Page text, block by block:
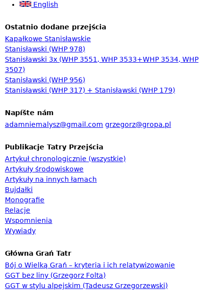
d
á
v
á
n
English
Ostatnio dodane przejścia
Kapałkowe Stanisławskie
Stanisławski (WHP 978)
Stanisławski 3x (WHP 3551, WHP 3533+WHP 3534, WHP
3507)
Stanisławski (WHP 956)
Stanisławski (WHP 317) + Stanisławski (WHP 179)
Napíšte nám
adamniemalysz@gmail.com grzegorz@gropa.pl
Publikacje Tatry Przejścia
Artykuł chronologicznie (wszystkie)
Artykuły środowiskowe
Artykuły na innych łamach
Bujdałki
Monografie
Relacje
Wspomnienia
Wywiady
Główna Grań Tatr
Bój o Wielką Grań – kryteria i ich relatywizowanie
GGT bez liny (Grzegorz Folta)
GGT w stylu alpejskim (Tadeusz Grzegorzewski)